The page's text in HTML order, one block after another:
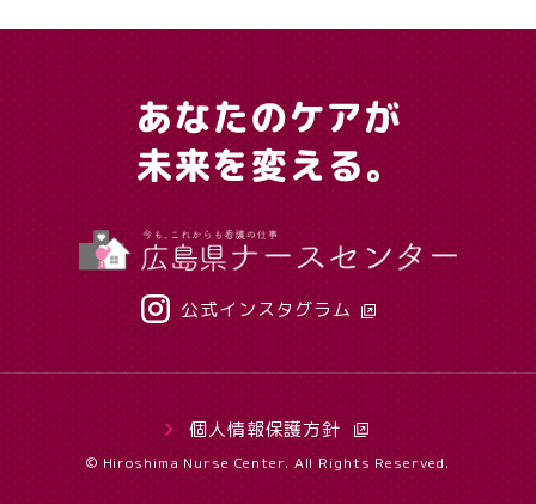
公式インスタグラム
個人情報保護方針
© Hiroshima Nurse Center. All Rights Reserved.